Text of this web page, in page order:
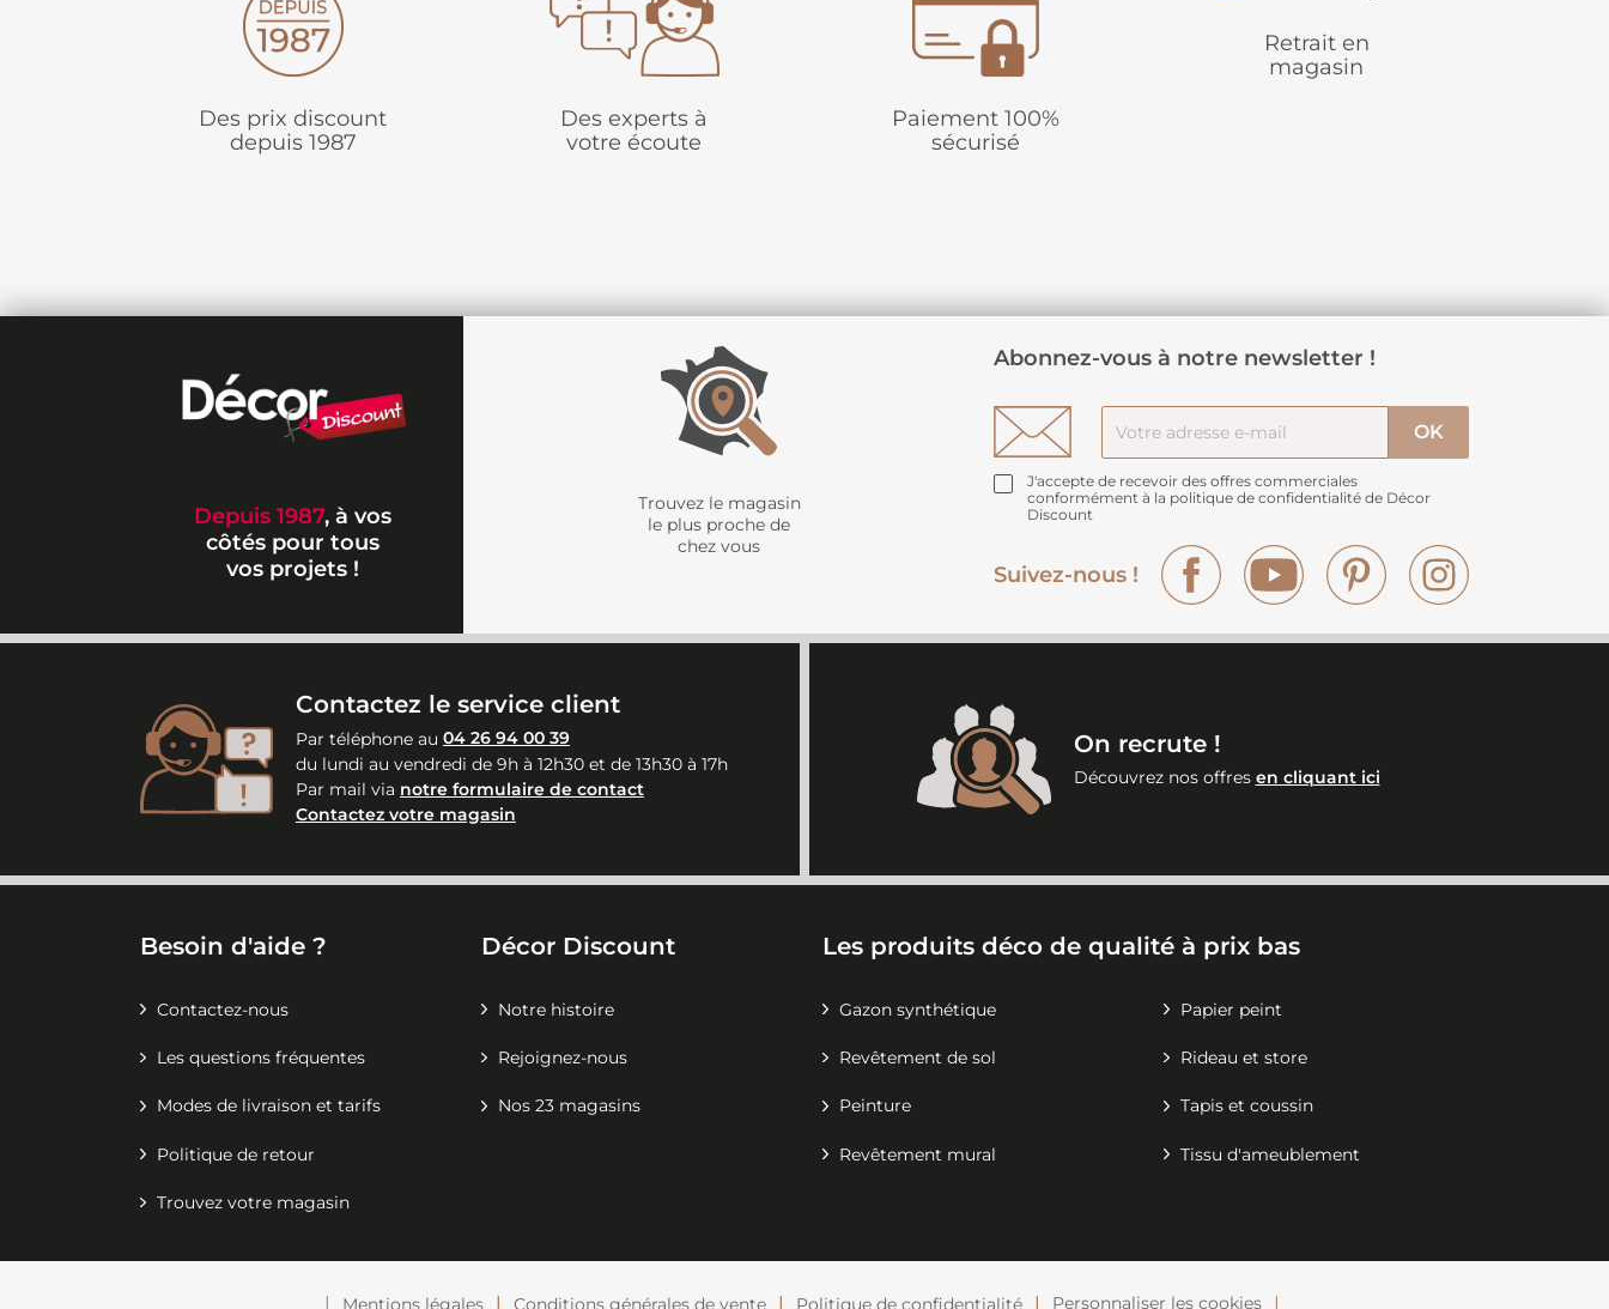
Des prix discount
depuis 1987
Des experts à
votre écoute
Paiement 100%
sécurisé
Retrait en
magasin
Depuis 1987, à vos
côtés pour tous
vos projets !
Trouvez le magasin
le plus proche de
chez vous
Abonnez-vous à notre newsletter !
J'accepte de recevoir des offres commerciales
conformément à la politique de confidentialité de Décor
Discount
Suivez-nous !
Facebook YouTube Pinterest
Contactez le service client
Par téléphone au 04 26 94 00 39
du lundi au vendredi de 9h à 12h30 et de 13h30 à 17h
Par mail via notre formulaire de contact
Contactez votre magasin
On recrute !
Découvrez nos offres en cliquant ici
Besoin d'aide ?
Contactez-nous
Les questions fréquentes
Modes de livraison et tarifs
Politique de retour
Trouvez votre magasin
Décor Discount
Notre histoire
Rejoignez-nous
Nos 23 magasins
Les produits déco de qualité à prix bas
Gazon synthétique Papier peint
Revêtement de sol Rideau et store
Peinture Tapis et coussin
Revêtement mural Tissu d'ameublement
Mentions légales Conditions générales de vente Politique de confidentialité Personnaliser les cookies